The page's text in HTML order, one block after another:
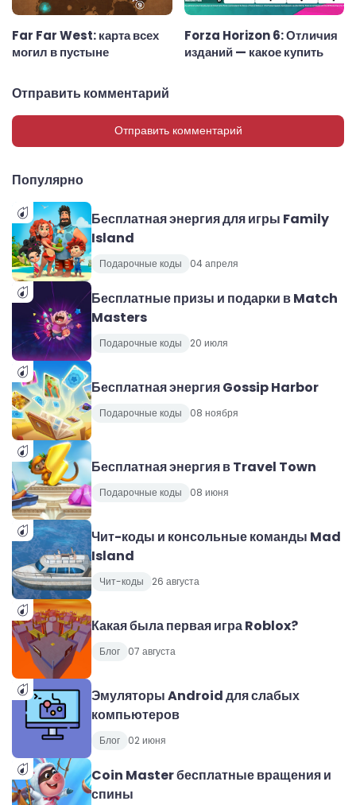
Far Far West: карта всех
могил в пустыне
Forza Horizon 6: Отличия
изданий — какое купить
Отправить комментарий
Отправить комментарий
Популярно
Бесплатная энергия для игры Family
Island
Подарочные коды 04 апреля
Бесплатные призы и подарки в Match
Masters
Подарочные коды 20 июля
Бесплатная энергия Gossip Harbor
Подарочные коды 08 ноября
Бесплатная энергия в Travel Town
Подарочные коды 08 июня
Чит-коды и консольные команды Mad
Island
Чит-коды 26 августа
Какая была первая игра Roblox?
Блог 07 августа
Эмуляторы Android для слабых
компьютеров
Блог 02 июня
Coin Master бесплатные вращения и
спины